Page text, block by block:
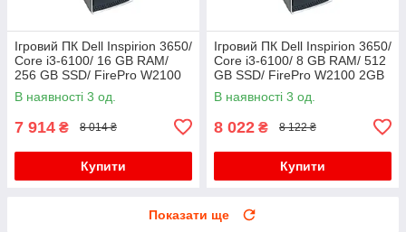
Ігровий ПК Dell Inspirion 3650/
Core i3-6100/ 16 GB RAM/
256 GB SSD/ FirePro W2100
2GB
В наявності 3 од.
7 914 ₴ 8 014 ₴
Купити
Ігровий ПК Dell Inspirion 3650/
Core i3-6100/ 8 GB RAM/ 512
GB SSD/ FirePro W2100 2GB
В наявності 3 од.
8 022 ₴ 8 122 ₴
Купити
Показати ще